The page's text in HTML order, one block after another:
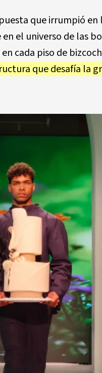
que irrumpió en
el universo de las
cada piso de
que desafía la